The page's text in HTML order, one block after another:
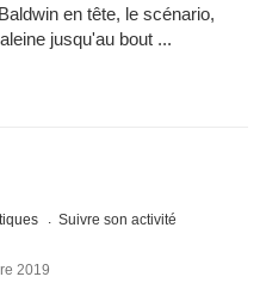
en tête, le scénario,
jusqu'au bout ...
Suivre son activité
2019